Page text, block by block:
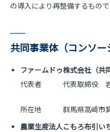
の導入により再整備するもので
共同事業体（コンソ
ファームドゥ株式会社（共
代表者 代表取締役
所在地 群馬県高崎市箕
農業生産法人こもろ布引い